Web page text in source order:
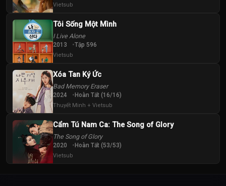
Vietsub
Tôi Sống Một Mình
I Live Alone
2013 Tập 596
Vietsub
Xóa Tan Ký Ức
Bad Memory Eraser
2024 Hoàn Tất (16/16)
Thuyết Minh + Vietsub
Cẩm Tú Nam Ca: The Song of Glory
The Song of Glory
2020 Hoàn Tất (53/53)
Vietsub